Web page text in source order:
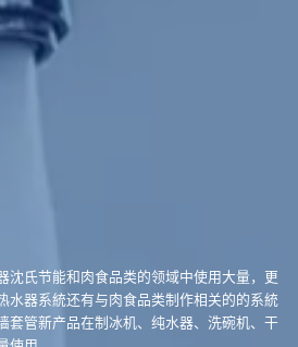
沈氏节能和肉食品类的领域中使用大量，更
水器系統还有与肉食品类制作相关的的系統
套管新产品在制冰机、纯水器、洗碗机、干